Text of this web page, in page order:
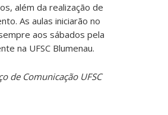
além da realização de
As aulas iniciarão no
aos sábados pela
na UFSC Blumenau.
de Comunicação UFSC